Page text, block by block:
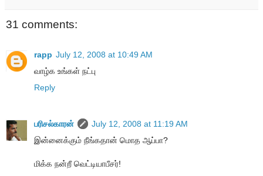
31 comments:
rapp July 12, 2008 at 10:49 AM
வாழ்க உங்கள் நட்பு
Reply
பரிசல்காரன்
July 12, 2008 at 11:19 AM
இன்னைக்கும் நீங்கதான் மொத ஆப்பா?
மிக்க நன்றீ வெட்டியாபீசர்!